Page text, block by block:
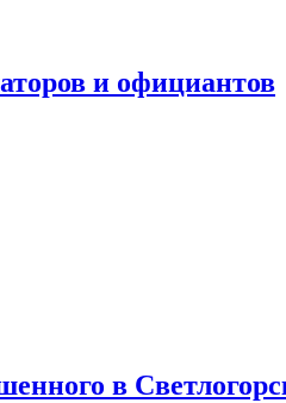
и официантов
в